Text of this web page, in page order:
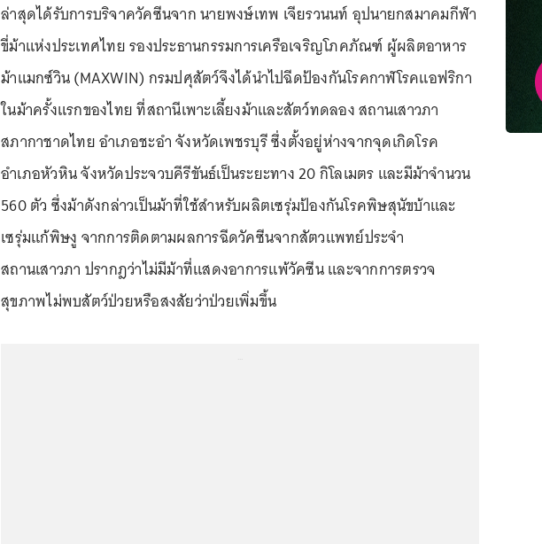
ล่าสุดได้รับการบริจาควัคซีนจาก นายพงษ์เทพ เจียรวนนท์ อุปนายกสมาคมกีฬา
ขี่ม้าแห่งประเทศไทย รองประธานกรรมการเครือเจริญโภคภัณฑ์ ผู้ผลิตอาหาร
ม้าแมกซ์วิน (MAXWIN) กรมปศุสัตว์จึงได้นำไปฉีดป้องกันโรคกาฬโรคแอฟริกา
ในม้าครั้งแรกของไทย ที่สถานีเพาะเลี้ยงม้าและสัตว์ทดลอง สถานเสาวภา
สภากาชาดไทย อำเภอชะอำ จังหวัดเพชรบุรี ซึ่งตั้งอยู่ห่างจากจุดเกิดโรค
อำเภอหัวหิน จังหวัดประจวบคีรีขันธ์เป็นระยะทาง 20 กิโลเมตร และมีม้าจำนวน
560 ตัว ซึ่งม้าดังกล่าวเป็นม้าที่ใช้สำหรับผลิตเซรุ่มป้องกันโรคพิษสุนัขบ้าและ
เซรุ่มแก้พิษงู จากการติดตามผลการฉีดวัคซีนจากสัตวแพทย์ประจำ
สถานเสาวภา ปรากฎว่าไม่มีม้าที่แสดงอาการแพ้วัคซีน และจากการตรวจ
สุขภาพไม่พบสัตว์ป่วยหรือสงสัยว่าป่วยเพิ่มขึ้น